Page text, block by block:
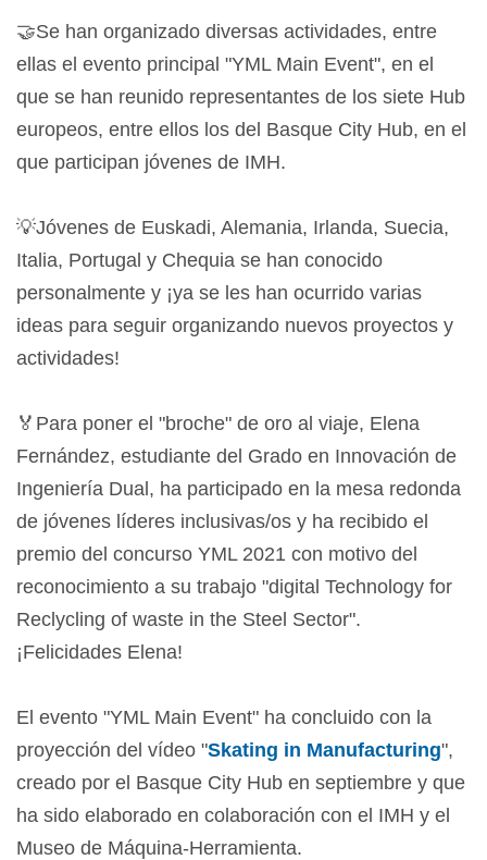
🤝Se han organizado diversas actividades, entre
ellas el evento principal "YML Main Event", en el
que se han reunido representantes de los siete Hub
europeos, entre ellos los del Basque City Hub, en el
que participan jóvenes de IMH.
💡Jóvenes de Euskadi, Alemania, Irlanda, Suecia,
Italia, Portugal y Chequia se han conocido
personalmente y ¡ya se les han ocurrido varias
ideas para seguir organizando nuevos proyectos y
actividades!
🏅Para poner el "broche" de oro al viaje, Elena
Fernández, estudiante del Grado en Innovación de
Ingeniería Dual, ha participado en la mesa redonda
de jóvenes líderes inclusivas/os y ha recibido el
premio del concurso YML 2021 con motivo del
reconocimiento a su trabajo "digital Technology for
Reclycling of waste in the Steel Sector".
¡Felicidades Elena!
El evento "YML Main Event" ha concluido con la
proyección del vídeo "Skating in Manufacturing",
creado por el Basque City Hub en septiembre y que
ha sido elaborado en colaboración con el IMH y el
Museo de Máquina-Herramienta.